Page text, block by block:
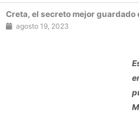
Creta, el secreto mejor
agosto 19, 2023